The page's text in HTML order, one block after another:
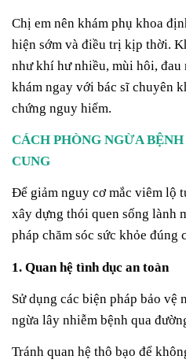
Chị em nên khám phụ khoa
hiện sớm và điều trị kịp thời.
như khí hư nhiều, mùi hôi,
khám ngay với bác sĩ chuyên
chứng nguy hiểm.
CÁCH PHÒNG NGỪA
CUNG
Để giảm nguy cơ mắc viêm lộ
xây dựng thói quen sống lành
pháp chăm sóc sức khỏe đúng
1. Quan hệ tình dục an toàn
Sử dụng các biện pháp bảo vệ
ngừa lây nhiễm bệnh qua
Tránh quan hệ thô bạo để